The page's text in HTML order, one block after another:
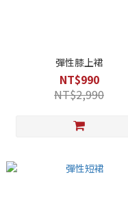
彈性膝上裙
NT$990
NT$2,990